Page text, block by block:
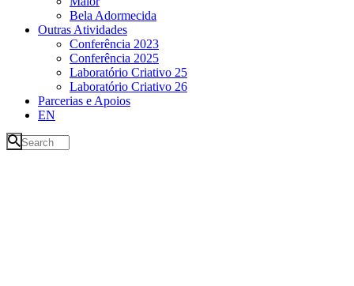
Bela Adormecida
Outras Atividades
Conferência 2023
Conferência 2025
Laboratório Criativo 25
Laboratório Criativo 26
Parcerias e Apoios
EN